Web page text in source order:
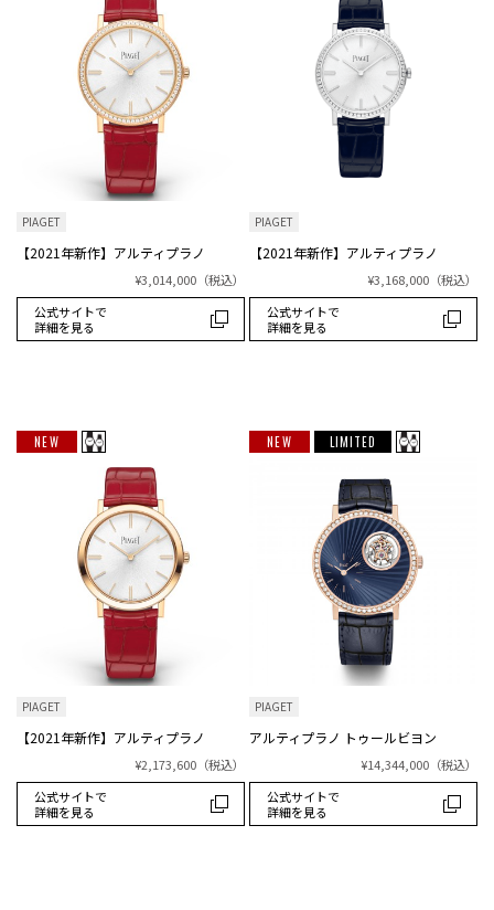
PIAGET
【2021年新作】アルティプラノ
¥3,014,000 （税込）
公式サイトで
詳細を見る
PIAGET
【2021年新作】アルティプラノ
¥3,168,000 （税込）
公式サイトで
詳細を見る
NEW
PIAGET
【2021年新作】アルティプラノ
¥2,173,600 （税込）
公式サイトで
詳細を見る
NEW LIMITED
PIAGET
アルティプラノ トゥールビヨン
¥14,344,000 （税込）
公式サイトで
詳細を見る